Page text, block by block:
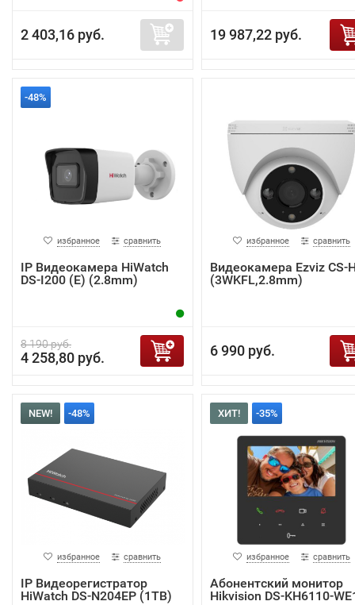
2 403,16 руб. 19 987,22 руб.
-48%
избранное сравнить
IP Видеокамера HiWatch
DS-I200 (E) (2.8mm)
8 190 руб.
4 258,80 руб.
избранное сравнить
Видеокамера Ezviz CS-
(3WKFL,2.8mm)
6 990 руб.
NEW! -48%
избранное сравнить
IP Видеорегистратор
HiWatch DS-N204EP (1TB)
ХИТ! -35%
избранное сравнить
Абонентский монитор
Hikvision DS-KH6110-